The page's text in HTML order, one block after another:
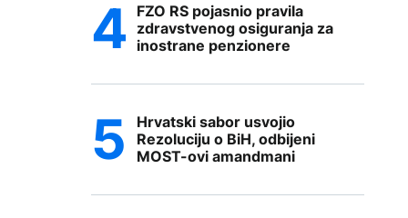
FZO RS pojasnio pravila
zdravstvenog osiguranja za
inostrane penzionere
Hrvatski sabor usvojio
Rezoluciju o BiH, odbijeni
MOST-ovi amandmani